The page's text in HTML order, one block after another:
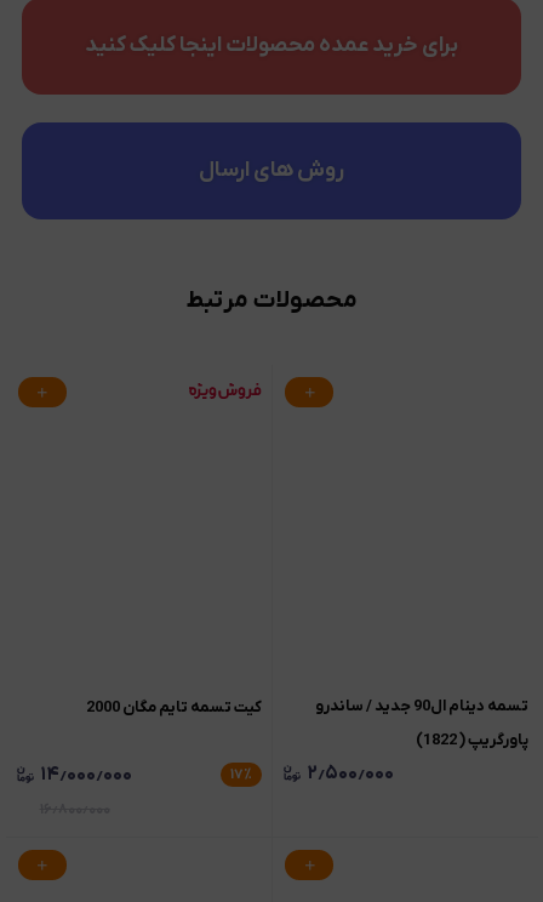
برای خرید عمده محصولات اینجا کلیک کنید
روش های ارسال
محصولات مرتبط
تسمه دینام ال90 جدید / ساندرو
پاورگریپ ( 1822)
۲٫۵۰۰٫۰۰۰
کیت تسمه تایم مگان 2000
۱۷٪ ۱۴٫۰۰۰٫۰۰۰